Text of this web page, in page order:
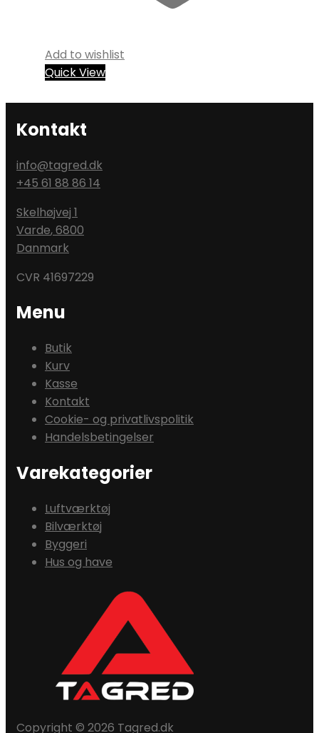
Add to wishlist
Quick View
Kontakt
info@tagred.dk
+45 61 88 86 14
Skelhøjvej 1
Varde,6800
Danmark
CVR 41697229
Menu
Butik
Kurv
Kasse
Kontakt
Cookie- og privatlivspolitik
Handelsbetingelser
Varekategorier
Luftværktøj
Bilværktøj
Byggeri
Hus og have
Copyright © 2026 Tagred.dk